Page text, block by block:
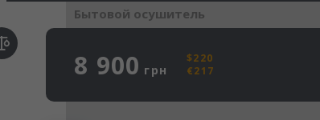
Бытовой осушитель
8 900 грн
$220
€217